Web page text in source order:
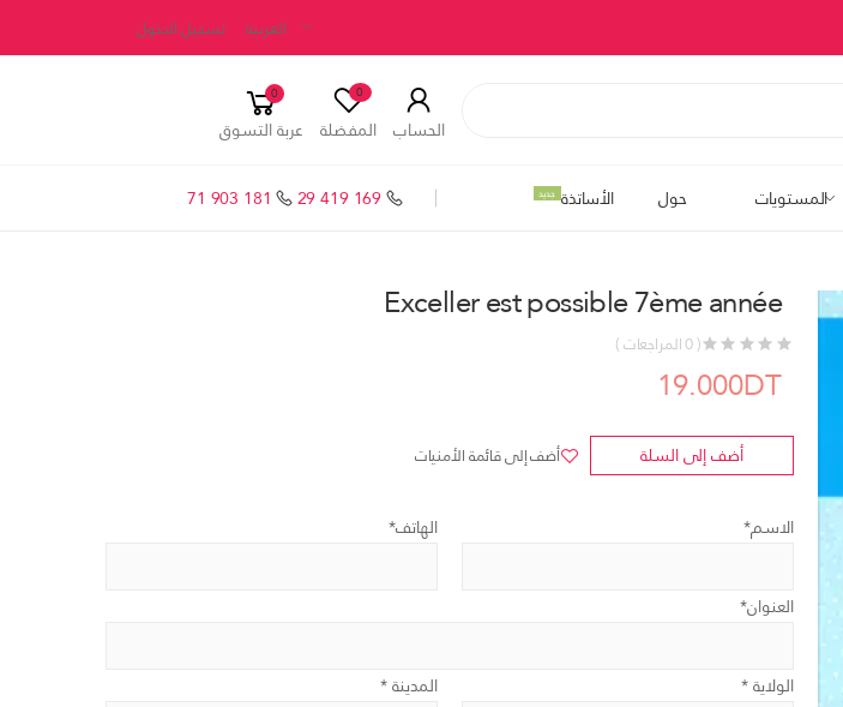
العربية تسجيل الدخول
الحساب
0
المفضلة
0
عربة التسوق
المستويات حول الأساتذة جديد 29 419 169
71 903 181
Exceller est possible 7ème année
( 0 المراجعات )
19.000DT
أضف إلى السلة أضف إلى قائمة الأمنيات
الاسم* الهاتف*
العنوان*
الولاية * المدينة *